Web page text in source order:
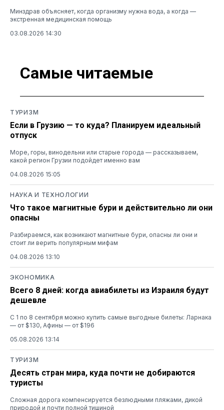
Минздрав объясняет, когда организму нужна вода, а когда —
экстренная медицинская помощь
03.08.2026 14:30
Самые читаемые
ТУРИЗМ
Если в Грузию — то куда? Планируем идеальный
отпуск
Море, горы, винодельни или старые города — рассказываем,
какой регион Грузии подойдет именно вам
04.08.2026 15:05
НАУКА И ТЕХНОЛОГИИ
Что такое магнитные бури и действительно ли они
опасны
Разбираемся, как возникают магнитные бури, опасны ли они и
стоит ли верить популярным мифам
04.08.2026 13:10
ЭКОНОМИКА
Всего 8 дней: когда авиабилеты из Израиля будут
дешевле
С 1 по 8 сентября можно купить самые выгодные билеты: Ларнака
— от $130, Афины — от $196
05.08.2026 13:14
ТУРИЗМ
Десять стран мира, куда почти не добираются
туристы
Сложная дорога компенсируется безлюдными пляжами, дикой
природой и почти полной тишиной